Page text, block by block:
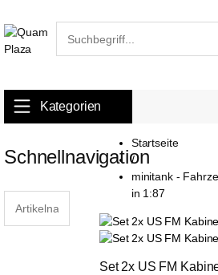
Kategorien
Startseite
/
minitank -
in 1:87
Set 2x US FM
Schnellnavigation